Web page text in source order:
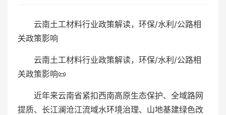
云南土工材料行业政策解读，环保/水利/公路相
关政策影响
云南土工材料行业政策解读，环保/水利/公路相
关政策影响📜
近年来云南省紧扣西南高原生态保护、全域路网
提质、长江澜沧江流域水环境治理、山地基建绿色改